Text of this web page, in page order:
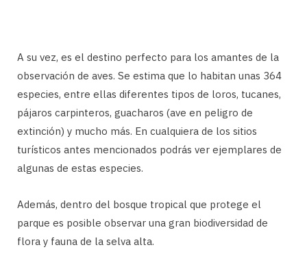
A su vez, es el destino perfecto para los amantes de la
observación de aves. Se estima que lo habitan unas 364
especies, entre ellas diferentes tipos de loros, tucanes,
pájaros carpinteros, guacharos (ave en peligro de
extinción) y mucho más. En cualquiera de los sitios
turísticos antes mencionados podrás ver ejemplares de
algunas de estas especies.
Además, dentro del bosque tropical que protege el
parque es posible observar una gran biodiversidad de
flora y fauna de la selva alta.